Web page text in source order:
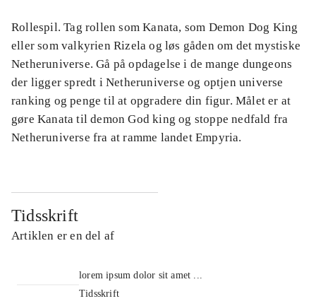
Rollespil. Tag rollen som Kanata, som Demon Dog King
eller som valkyrien Rizela og løs gåden om det mystiske
Netheruniverse. Gå på opdagelse i de mange dungeons
der ligger spredt i Netheruniverse og optjen universe
ranking og penge til at opgradere din figur. Målet er at
gøre Kanata til demon God king og stoppe nedfald fra
Netheruniverse fra at ramme landet Empyria.
Tidsskrift
Artiklen er en del af
lorem ipsum dolor sit amet ...
Tidsskrift